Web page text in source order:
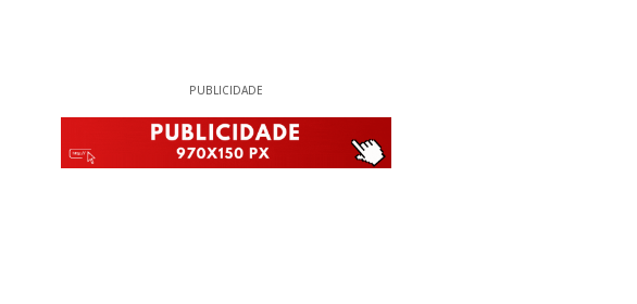
PUBLICIDADE